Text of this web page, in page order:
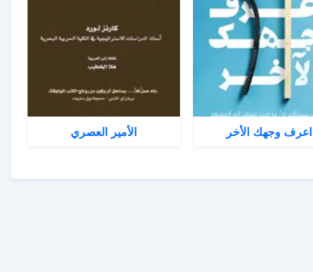
اعرف وجهك الأخر الأمير العصري